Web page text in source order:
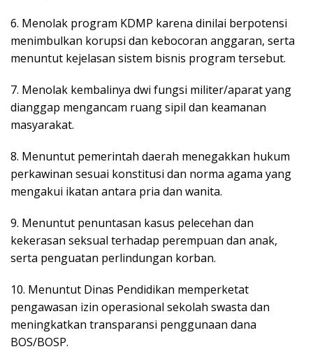
6. Menolak program KDMP karena dinilai berpotensi
menimbulkan korupsi dan kebocoran anggaran, serta
menuntut kejelasan sistem bisnis program tersebut.
7. Menolak kembalinya dwi fungsi militer/aparat yang
dianggap mengancam ruang sipil dan keamanan
masyarakat.
8. Menuntut pemerintah daerah menegakkan hukum
perkawinan sesuai konstitusi dan norma agama yang
mengakui ikatan antara pria dan wanita.
9. Menuntut penuntasan kasus pelecehan dan
kekerasan seksual terhadap perempuan dan anak,
serta penguatan perlindungan korban.
10. Menuntut Dinas Pendidikan memperketat
pengawasan izin operasional sekolah swasta dan
meningkatkan transparansi penggunaan dana
BOS/BOSP.